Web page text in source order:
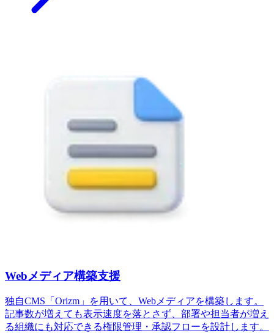
Webメディア構築支援
独自CMS「Orizm」を用いて、Webメディアを構築します。
記事数が増えても表示速度を落とさず、部署や担当者が増え
る組織にも対応できる権限管理・承認フローを設計します。